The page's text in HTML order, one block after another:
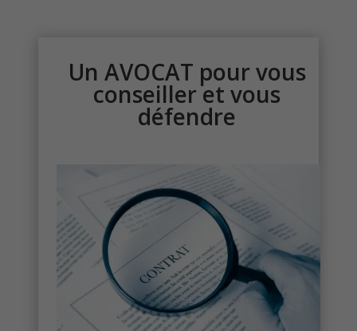
Un AVOCAT pour vous
conseiller et vous
défendre